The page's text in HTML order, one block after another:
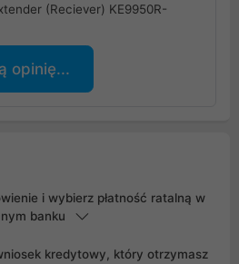
(Reciever) KE9950R-
opinię...
i wybierz płatność ratalną w
banku
kredytowy, który otrzymasz